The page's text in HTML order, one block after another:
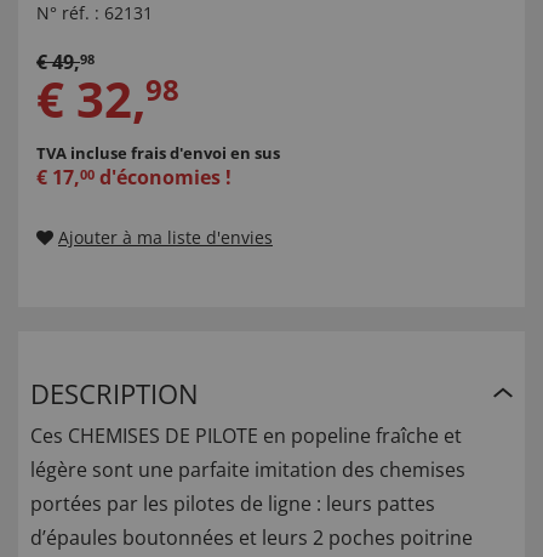
N° réf. : 62131
€49,98
€ 32,98
TVA incluse frais d'envoi en sus
€ 17,00 d'économies !
Ajouter à ma liste d'envies
DESCRIPTION
Ces CHEMISES DE PILOTE en popeline fraîche et
légère sont une parfaite imitation des chemises
portées par les pilotes de ligne : leurs pattes
d’épaules boutonnées et leurs 2 poches poitrine